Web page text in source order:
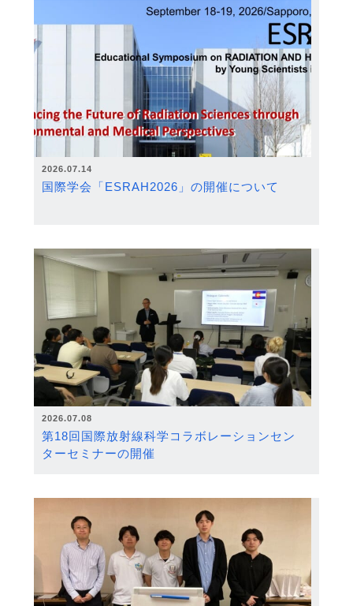
2026.07.14
国際学会「ESRAH2026」の開催について
2026.07.08
第18回国際放射線科学コラボレーションセン
ターセミナーの開催